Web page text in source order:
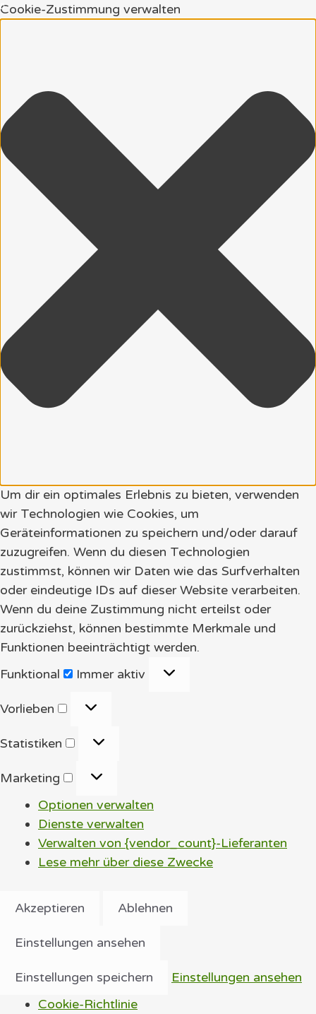
Cookie-Zustimmung verwalten
Um dir ein optimales Erlebnis zu bieten, verwenden
wir Technologien wie Cookies, um
Geräteinformationen zu speichern und/oder darauf
zuzugreifen. Wenn du diesen Technologien
zustimmst, können wir Daten wie das Surfverhalten
oder eindeutige IDs auf dieser Website verarbeiten.
Wenn du deine Zustimmung nicht erteilst oder
zurückziehst, können bestimmte Merkmale und
Funktionen beeinträchtigt werden.
Funktional
Funktional
Immer aktiv
Vorlieben
Vorlieben
Statistiken
Statistiken
Marketing
Marketing
Optionen verwalten
Dienste verwalten
Verwalten von {vendor_count}-Lieferanten
Lese mehr über diese Zwecke
Akzeptieren Ablehnen
Einstellungen ansehen
Einstellungen speichern
Einstellungen ansehen
Cookie-Richtlinie